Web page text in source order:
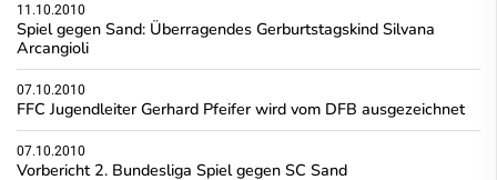
11.10.2010
Spiel gegen Sand: Überragendes Gerburtstagskind Silvana
Arcangioli
07.10.2010
FFC Jugendleiter Gerhard Pfeifer wird vom DFB ausgezeichnet
07.10.2010
Vorbericht 2. Bundesliga Spiel gegen SC Sand